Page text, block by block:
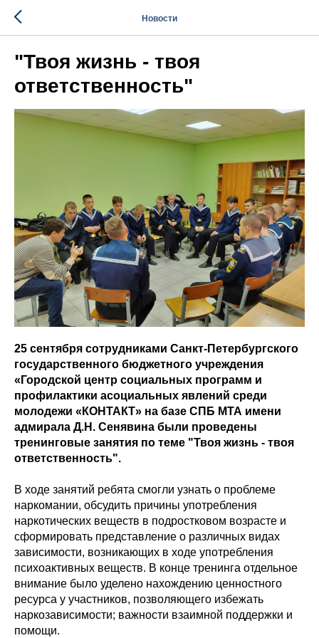
Новости
"Твоя жизнь - твоя
ответственность"
25 сентября сотрудниками Санкт-Петербургского
государственного бюджетного учреждения
«Городской центр социальных программ и
профилактики асоциальных явлений среди
молодежи «КОНТАКТ» на базе СПБ МТА имени
адмирала Д.Н. Сенявина были проведены
тренинговые занятия по теме "Твоя жизнь - твоя
ответственность".
В ходе занятий ребята смогли узнать о проблеме
наркомании, обсудить причины употребления
наркотических веществ в подростковом возрасте и
сформировать представление о различных видах
зависимости, возникающих в ходе употребления
психоактивных веществ. В конце тренинга отдельное
внимание было уделено нахождению ценностного
ресурса у участников, позволяющего избежать
наркозависимости; важности взаимной поддержки и
помощи.